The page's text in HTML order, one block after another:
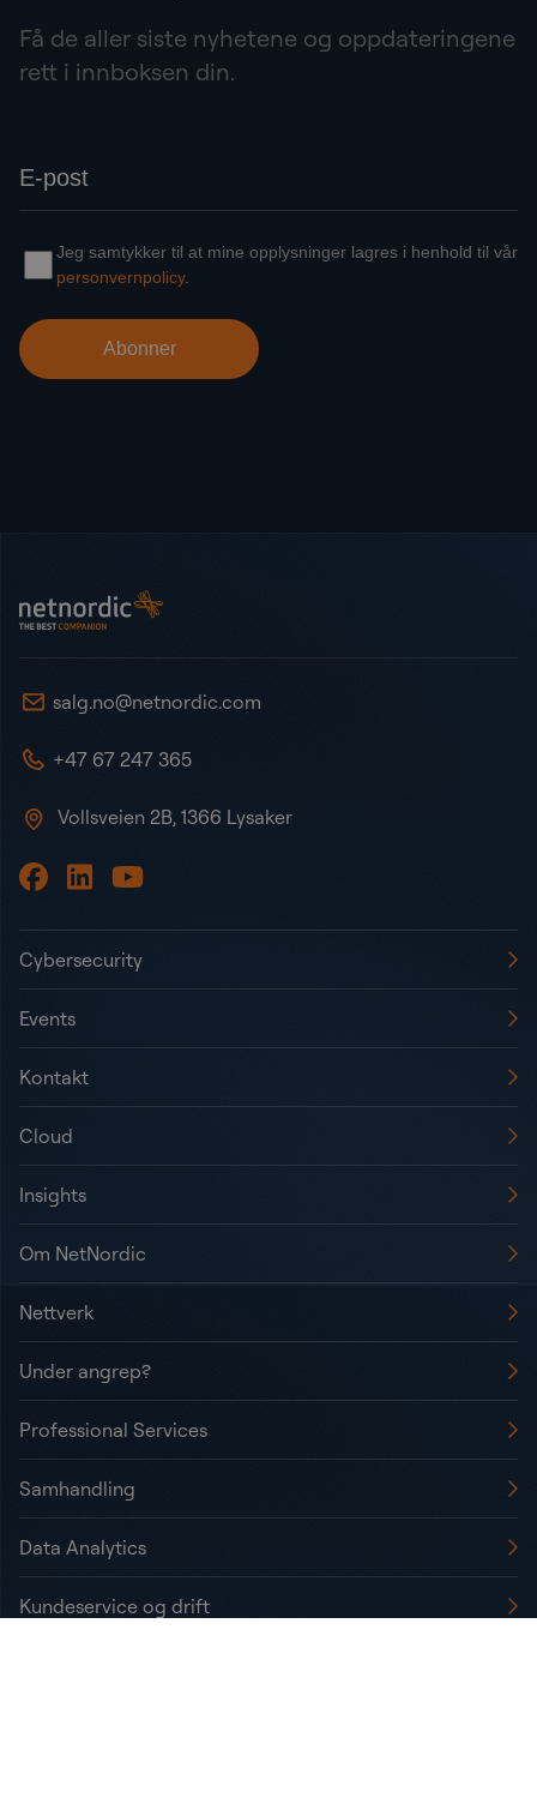
Få de aller siste nyhetene og oppdateringene
rett i innboksen din.
NetNordic Norway
salg.no@netnordic.com
+47 67 247 365
Vollsveien 2B, 1366 Lysaker
Cybersecurity
Events
Kontakt
Cloud
Insights
Om NetNordic
Nettverk
Under angrep?
Professional Services
Samhandling
Data Analytics
Kundeservice og drift